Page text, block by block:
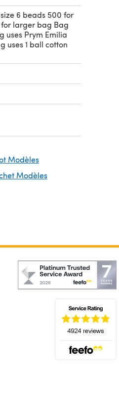
6 beads 500 for
larger bag Bag
uses Prym Emilia
uses 1 ball cotton
Modèles
Modèles